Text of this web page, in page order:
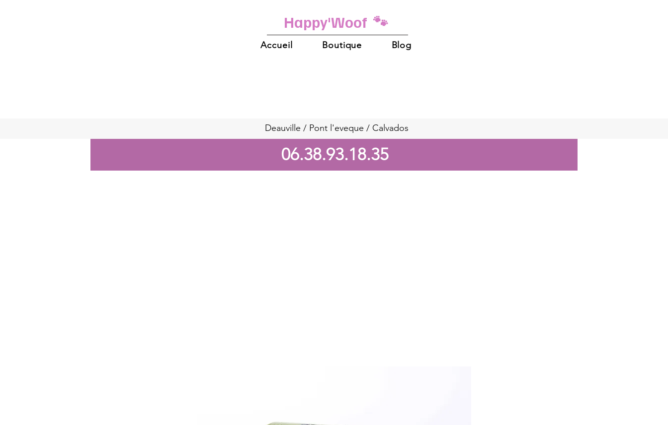
Happy'Woof 🐾
Accueil Boutique Blog
Deauville / Pont l'eveque / Calvados
06.38.93.18.35